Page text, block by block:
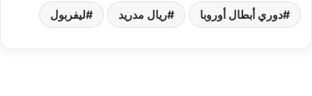
دوري أبطال أوروبا ريال مدريد ليفربول